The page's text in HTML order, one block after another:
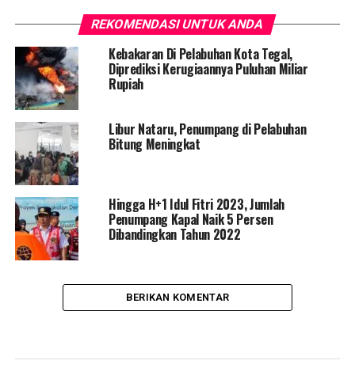
REKOMENDASI UNTUK ANDA
Kebakaran Di Pelabuhan Kota Tegal,
Diprediksi Kerugiaannya Puluhan Miliar
Rupiah
Libur Nataru, Penumpang di Pelabuhan
Bitung Meningkat
Hingga H+1 Idul Fitri 2023, Jumlah
Penumpang Kapal Naik 5 Persen
Dibandingkan Tahun 2022
BERIKAN KOMENTAR